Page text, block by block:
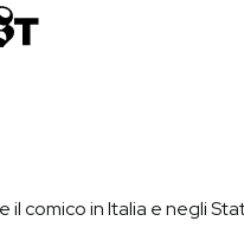
comico in Italia e negli